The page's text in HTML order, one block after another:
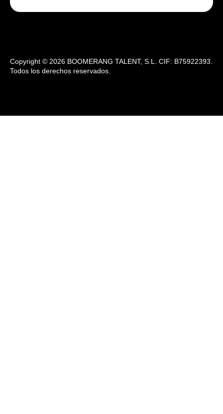
Copyright © 2026 BOOMERANG TALENT, S.L. CIF: B75922393.
Todos los derechos reservados.